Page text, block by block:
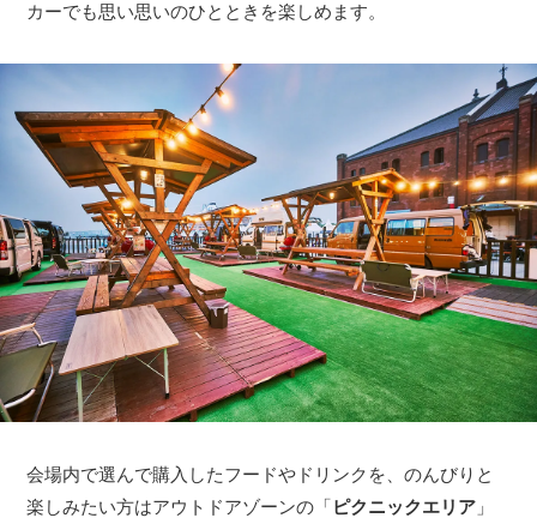
カーでも思い思いのひとときを楽しめます。
会場内で選んで購入したフードやドリンクを、のんびりと
楽しみたい方はアウトドアゾーンの「ピクニックエリア 」